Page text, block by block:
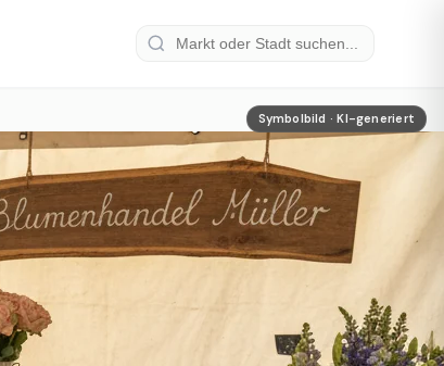
Symbolbild · KI-generiert